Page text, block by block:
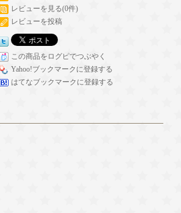
レビューを見る(0件)
レビューを投稿
この商品をログピでつぶやく
Yahoo!ブックマークに登録する
はてなブックマークに登録する